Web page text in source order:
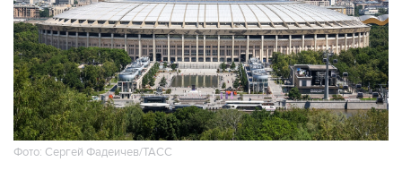
Фото: Сергей Фадеичев/ТАСС
Москва. 9 августа. INTERFAX.RU - Движение в